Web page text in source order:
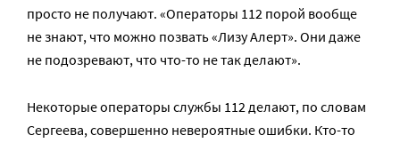
просто не получают. «Операторы 112 порой вообще
не знают, что можно позвать «Лизу Алерт». Они даже
не подозревают, что что-то не так делают».
Некоторые операторы службы 112 делают, по словам
Сергеева, совершенно невероятные ошибки. Кто-то